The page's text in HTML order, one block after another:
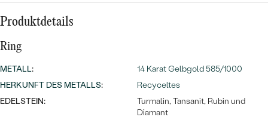
ANSEHEN
Produktdetails
Ring
METALL:
14 Karat Gelbgold 585/1000
HERKUNFT DES METALLS:
Recyceltes
EDELSTEIN:
Turmalin, Tansanit, Rubin und
Diamant